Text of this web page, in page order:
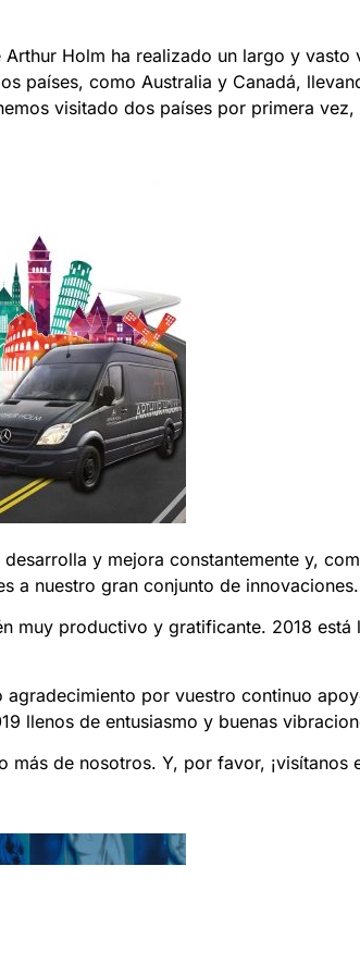
Holm ha realizado un largo y
países, como Australia y Canadá,
visitado dos países por primera
y mejora constantemente y,
a nuestro gran conjunto de innovaciones.
muy productivo y gratificante. 2018 está
agradecimiento por vuestro continuo
llenos de entusiasmo y buenas
más de nosotros. Y, por favor, ¡visítanos